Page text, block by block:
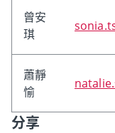
曾安
琪
蕭靜
愉
分享